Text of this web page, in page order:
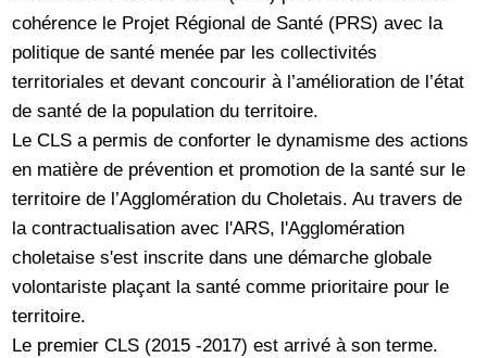
cohérence le Projet Régional de Santé (PRS) avec la
politique de santé menée par les collectivités
territoriales et devant concourir à l’amélioration de l’état
de santé de la population du territoire.
Le CLS a permis de conforter le dynamisme des actions
en matière de prévention et promotion de la santé sur le
territoire de l’Agglomération du Choletais. Au travers de
la contractualisation avec l'ARS, l'Agglomération
choletaise s'est inscrite dans une démarche globale
volontariste plaçant la santé comme prioritaire pour le
territoire.
Le premier CLS (2015 -2017) est arrivé à son terme.